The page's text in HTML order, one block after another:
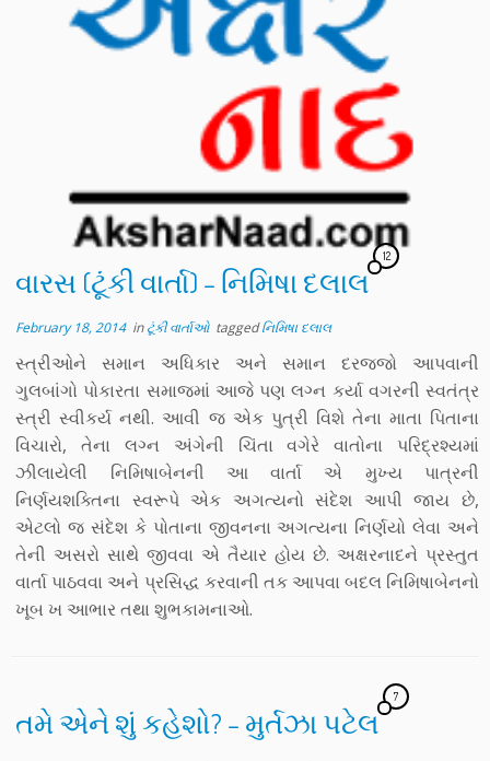
વારસ (ટૂંકી વાર્તા) – નિમિષા દલાલ
12
February 18, 2014inટૂંકી વાર્તાઓ taggedનિમિષા દલાલ
સ્ત્રીઓને સમાન અધિકાર અને સમાન દરજ્જો આપવાની
ગુલબાંગો પોકારતા સમાજમાં આજે પણ લગ્ન કર્યા વગરની સ્વતંત્ર
સ્ત્રી સ્વીકર્ય નથી. આવી જ એક પુત્રી વિશે તેના માતા પિતાના
વિચારો, તેના લગ્ન અંગેની ચિંતા વગેરે વાતોના પરિદ્રશ્યમાં
ઝીલાયેલી નિમિષાબેનની આ વાર્તા એ મુખ્ય પાત્રની
નિર્ણયશક્તિના સ્વરૂપે એક અગત્યનો સંદેશ આપી જાય છે,
એટલો જ સંદેશ કે પોતાના જીવનના અગત્યના નિર્ણયો લેવા અને
તેની અસરો સાથે જીવવા એ તૈયાર હોય છે. અક્ષરનાદને પ્રસ્તુત
વાર્તા પાઠવવા અને પ્રસિદ્ધ કરવાની તક આપવા બદલ નિમિષાબેનનો
ખૂબ ખ આભાર તથા શુભકામનાઓ.
તમે એને શું કહેશો? – મુર્તઝા પટેલ
7